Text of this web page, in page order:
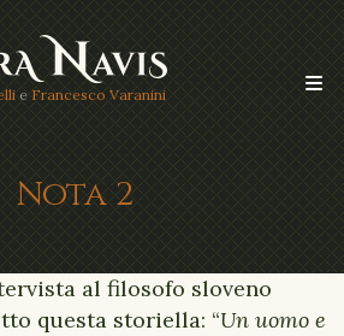
e Francesco Varanini
Nota 2
al filosofo sloveno
questa storiella: “Un uomo e